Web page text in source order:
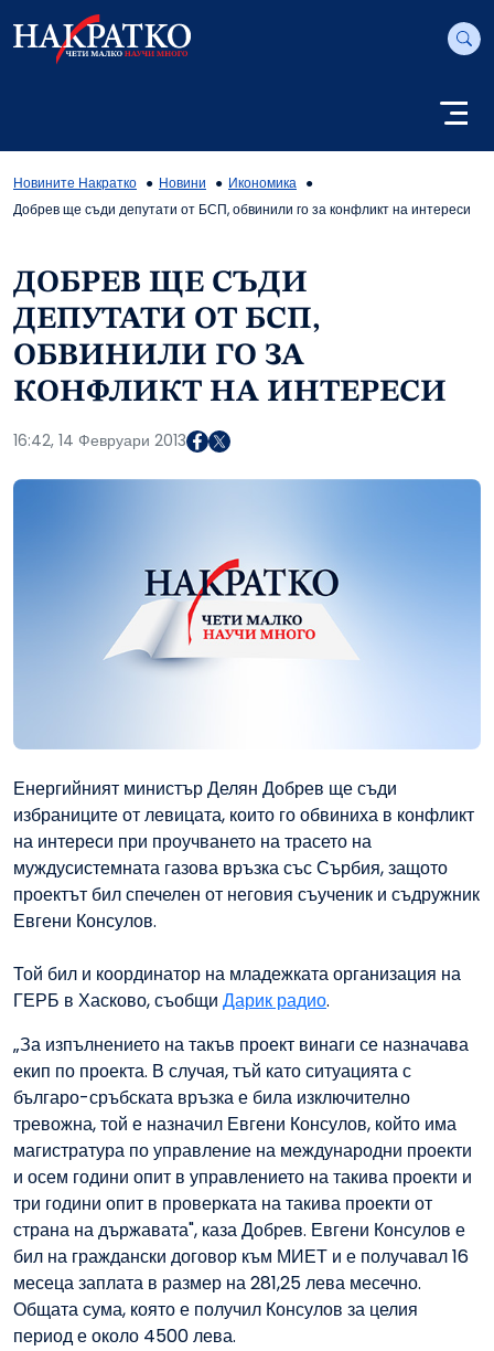
Новините Накратко Новини
Икономика
Добрев ще съди депутати от БСП, обвинили го за конфликт на интереси
ДОБРЕВ ЩЕ СЪДИ
ДЕПУТАТИ ОТ БСП,
ОБВИНИЛИ ГО ЗА
КОНФЛИКТ НА ИНТЕРЕСИ
16:42, 14 Февруари 2013
Енергийният министър Делян Добрев ще съди
избраниците от левицата, които го обвиниха в конфликт
на интереси при проучването на трасето на
муждусистемната газова връзка със Сърбия, защото
проектът бил спечелен от неговия съученик и съдружник
Евгени Консулов.
Той бил и координатор на младежката организация на
ГЕРБ в Хасково, съобщи Дарик радио.
„За изпълнението на такъв проект винаги се назначава
екип по проекта. В случая, тъй като ситуацията с
българо-сръбската връзка е била изключително
тревожна, той е назначил Евгени Консулов, който има
магистратура по управление на международни проекти
и осем години опит в управлението на такива проекти и
три години опит в проверката на такива проекти от
страна на държавата", каза Добрев. Евгени Консулов е
бил на граждански договор към МИЕТ и е получавал 16
месеца заплата в размер на 281,25 лева месечно.
Общата сума, която е получил Консулов за целия
период е около 4500 лева.